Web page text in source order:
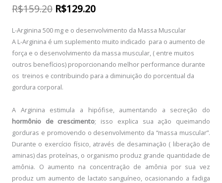
R$159.20 O
preço
original
era:
R$159.20.
R$129.20O
preço
atual
é:
R$129.20.
L-Arginina 500 mg e o desenvolvimento da Massa Muscular
A L-Arginina é um suplemento muito indicado para o aumento de
força e o desenvolvimento da massa muscular, ( entre muitos
outros benefícios) proporcionando melhor performance durante
os treinos e contribuindo para a diminuição do porcentual da
gordura corporal.
A Arginina estimula a hipófise, aumentando a secreção do
hormônio de crescimento; isso explica sua ação queimando
gorduras e promovendo o desenvolvimento da “massa muscular”.
Durante o exercício físico, através de desaminação ( liberação de
aminas) das proteínas, o organismo produz grande quantidade de
amônia. O aumento na concentração de amônia por sua vez
produz um aumento de lactato sanguíneo, ocasionando a fadiga